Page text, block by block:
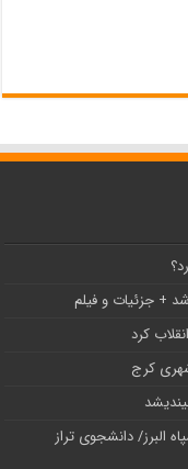
+ جزئیات و فیلم
البرز/ دانشجوی تراز